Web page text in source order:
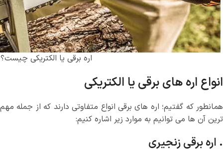
اره برقی یا الکتریکی چیست؟
انواع اره های برقی یا الکتریکی
همانطور که گفتیم؛ اره های برقی انواع متفاوتی دارند که از جمله مهم
ترین آن ها می توانیم به موارد زیر اشاره کنیم:
. اره برقی زنجیری